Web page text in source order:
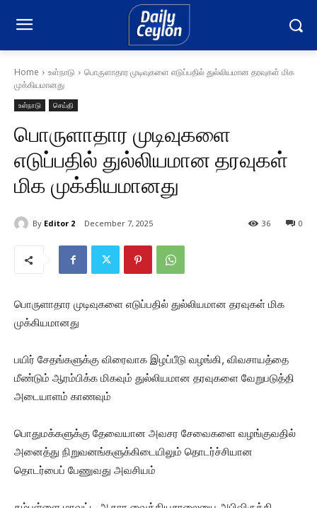
Home உள்நாடு
பொருளாதார முடிவுகளை எடுப்பதில் துல்லியமான தரவுகள் மிக
முக்கியமானது
உள்நாடு செய்தி
பொருளாதார முடிவுகளை
எடுப்பதில் துல்லியமான தரவுகள்
மிக முக்கியமானது
By Editor 2 December 7, 2025 0
36
பொருளாதார முடிவுகளை எடுப்பதில் துல்லியமான தரவுகள் மிக
முக்கியமானது
பயிர் சேதங்களுக்கு விரைவாக இழப்பீடு வழங்கி, விவசாயத்தை
மீண்டும் ஆரம்பிக்க மிகவும் துல்லியமான தரவுகளை வேறுபடுத்தி
அடையாளம் காணவும்
பொதுமக்களுக்கு தேவையான அவசர சேவைகளை வழங்குவதில்
அனைத்து நிறுவனங்களுக்கிடையிலும் தொடர்ச்சியான
தொடர்பைப் பேணுவது அவசியம்